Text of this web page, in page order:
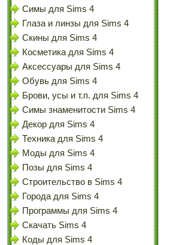
Симы для Sims 4
Глаза и линзы для Sims 4
Скины для Sims 4
Косметика для Sims 4
Аксессуары для Sims 4
Обувь для Sims 4
Брови, усы и т.п. для Sims 4
Симы знаменитости Sims 4
Декор для Sims 4
Техника для Sims 4
Моды для Sims 4
Позы для Sims 4
Строительство в Sims 4
Города для Sims 4
Программы для Sims 4
Скачать Sims 4
Коды для Sims 4